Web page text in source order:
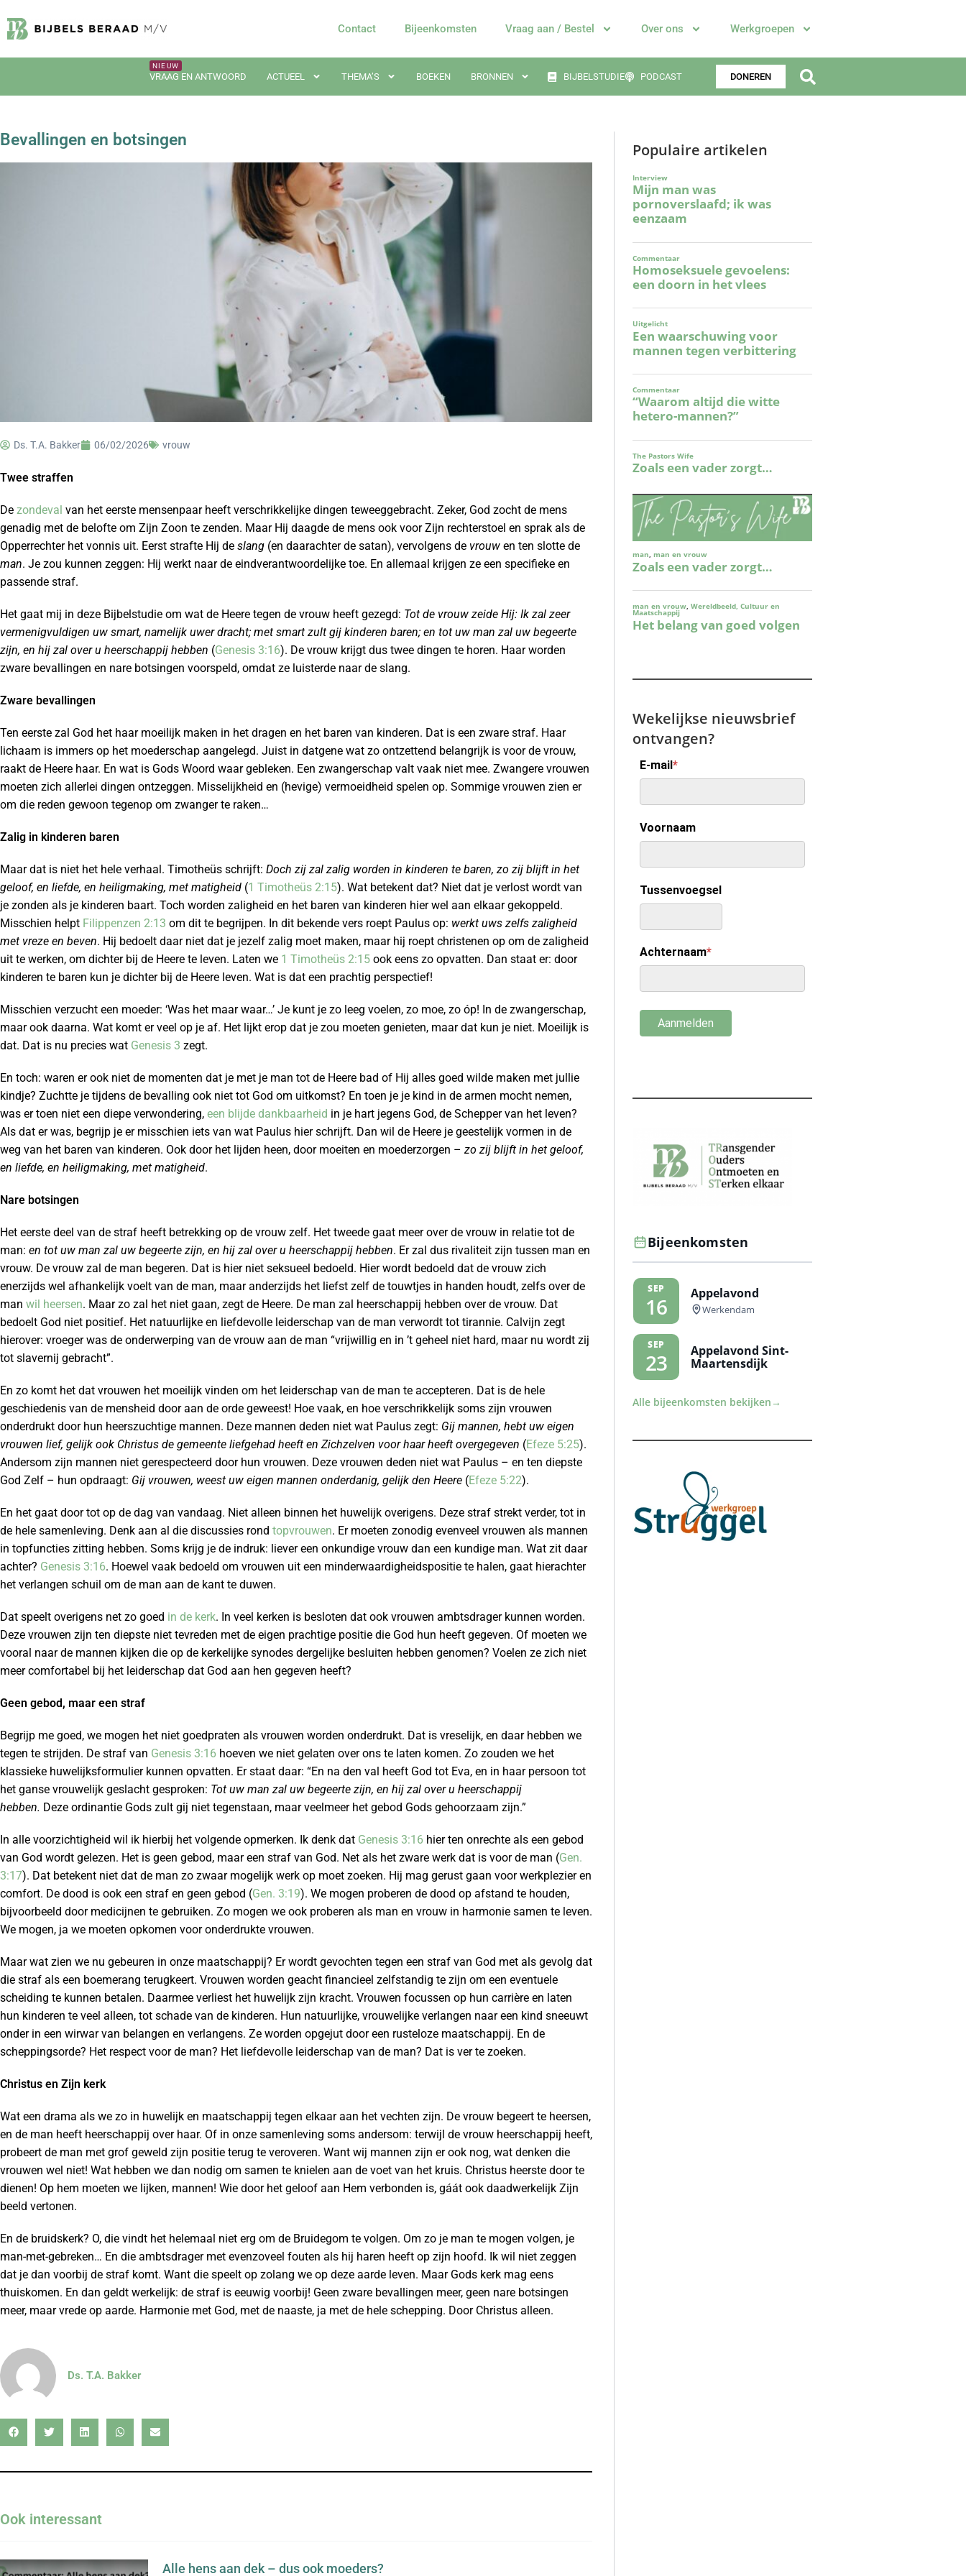
Contact Bijeenkomsten Vraag aan / Bestel Over ons Werkgroepen
VRAAG EN ANTWOORD ACTUEEL THEMA’S BOEKEN BRONNEN BIJBELSTUDIE PODCAST DONEREN
Bevallingen en botsingen
Ds. T.A. Bakker 06/02/2026 vrouw
Twee straffen
De zondeval van het eerste mensenpaar heeft verschrikkelijke dingen teweeggebracht. Zeker, God zocht de mens
genadig met de belofte om Zijn Zoon te zenden. Maar Hij daagde de mens ook voor Zijn rechterstoel en sprak als de
Opperrechter het vonnis uit. Eerst strafte Hij de slang (en daarachter de satan), vervolgens de vrouw en ten slotte de
man. Je zou kunnen zeggen: Hij werkt naar de eindverantwoordelijke toe. En allemaal krijgen ze een specifieke en
passende straf.
Het gaat mij in deze Bijbelstudie om wat de Heere tegen de vrouw heeft gezegd: Tot de vrouw zeide Hij: Ik zal zeer
vermenigvuldigen uw smart, namelijk uwer dracht; met smart zult gij kinderen baren; en tot uw man zal uw begeerte
zijn, en hij zal over u heerschappij hebben (Genesis 3:16). De vrouw krijgt dus twee dingen te horen. Haar worden
zware bevallingen en nare botsingen voorspeld, omdat ze luisterde naar de slang.
Zware bevallingen
Ten eerste zal God het haar moeilijk maken in het dragen en het baren van kinderen. Dat is een zware straf. Haar
lichaam is immers op het moederschap aangelegd. Juist in datgene wat zo ontzettend belangrijk is voor de vrouw,
raakt de Heere haar. En wat is Gods Woord waar gebleken. Een zwangerschap valt vaak niet mee. Zwangere vrouwen
moeten zich allerlei dingen ontzeggen. Misselijkheid en (hevige) vermoeidheid spelen op. Sommige vrouwen zien er
om die reden gewoon tegenop om zwanger te raken…
Zalig in kinderen baren
Maar dat is niet het hele verhaal. Timotheüs schrijft: Doch zij zal zalig worden in kinderen te baren, zo zij blijft in het
geloof, en liefde, en heiligmaking, met matigheid (1 Timotheüs 2:15). Wat betekent dat? Niet dat je verlost wordt van
je zonden als je kinderen baart. Toch worden zaligheid en het baren van kinderen hier wel aan elkaar gekoppeld.
Misschien helpt Filippenzen 2:13 om dit te begrijpen. In dit bekende vers roept Paulus op: werkt uws zelfs zaligheid
met vreze en beven. Hij bedoelt daar niet dat je jezelf zalig moet maken, maar hij roept christenen op om de zaligheid
uit te werken, om dichter bij de Heere te leven. Laten we 1 Timotheüs 2:15 ook eens zo opvatten. Dan staat er: door
kinderen te baren kun je dichter bij de Heere leven. Wat is dat een prachtig perspectief!
Misschien verzucht een moeder: ‘Was het maar waar…’ Je kunt je zo leeg voelen, zo moe, zo óp! In de zwangerschap,
maar ook daarna. Wat komt er veel op je af. Het lijkt erop dat je zou moeten genieten, maar dat kun je niet. Moeilijk is
dat. Dat is nu precies wat Genesis 3 zegt.
En toch: waren er ook niet de momenten dat je met je man tot de Heere bad of Hij alles goed wilde maken met jullie
kindje? Zuchtte je tijdens de bevalling ook niet tot God om uitkomst? En toen je je kind in de armen mocht nemen,
was er toen niet een diepe verwondering, een blijde dankbaarheid in je hart jegens God, de Schepper van het leven?
Als dat er was, begrijp je er misschien iets van wat Paulus hier schrijft. Dan wil de Heere je geestelijk vormen in de
weg van het baren van kinderen. Ook door het lijden heen, door moeiten en moederzorgen – zo zij blijft in het geloof,
en liefde, en heiligmaking, met matigheid.
Nare botsingen
Het eerste deel van de straf heeft betrekking op de vrouw zelf. Het tweede gaat meer over de vrouw in relatie tot de
man: en tot uw man zal uw begeerte zijn, en hij zal over u heerschappij hebben. Er zal dus rivaliteit zijn tussen man en
vrouw. De vrouw zal de man begeren. Dat is hier niet seksueel bedoeld. Hier wordt bedoeld dat de vrouw zich
enerzijds wel afhankelijk voelt van de man, maar anderzijds het liefst zelf de touwtjes in handen houdt, zelfs over de
man wil heersen. Maar zo zal het niet gaan, zegt de Heere. De man zal heerschappij hebben over de vrouw. Dat
bedoelt God niet positief. Het natuurlijke en liefdevolle leiderschap van de man verwordt tot tirannie. Calvijn zegt
hierover: vroeger was de onderwerping van de vrouw aan de man “vrijwillig en in ’t geheel niet hard, maar nu wordt zij
tot slavernij gebracht”.
En zo komt het dat vrouwen het moeilijk vinden om het leiderschap van de man te accepteren. Dat is de hele
geschiedenis van de mensheid door aan de orde geweest! Hoe vaak, en hoe verschrikkelijk soms zijn vrouwen
onderdrukt door hun heerszuchtige mannen. Deze mannen deden niet wat Paulus zegt: Gij mannen, hebt uw eigen
vrouwen lief, gelijk ook Christus de gemeente liefgehad heeft en Zichzelven voor haar heeft overgegeven (Efeze 5:25).
Andersom zijn mannen niet gerespecteerd door hun vrouwen. Deze vrouwen deden niet wat Paulus – en ten diepste
God Zelf – hun opdraagt: Gij vrouwen, weest uw eigen mannen onderdanig, gelijk den Heere (Efeze 5:22).
En het gaat door tot op de dag van vandaag. Niet alleen binnen het huwelijk overigens. Deze straf strekt verder, tot in
de hele samenleving. Denk aan al die discussies rond topvrouwen. Er moeten zonodig evenveel vrouwen als mannen
in topfuncties zitting hebben. Soms krijg je de indruk: liever een onkundige vrouw dan een kundige man. Wat zit daar
achter? Genesis 3:16. Hoewel vaak bedoeld om vrouwen uit een minderwaardigheidspositie te halen, gaat hierachter
het verlangen schuil om de man aan de kant te duwen.
Dat speelt overigens net zo goed in de kerk. In veel kerken is besloten dat ook vrouwen ambtsdrager kunnen worden.
Deze vrouwen zijn ten diepste niet tevreden met de eigen prachtige positie die God hun heeft gegeven. Of moeten we
vooral naar de mannen kijken die op de kerkelijke synodes dergelijke besluiten hebben genomen? Voelen ze zich niet
meer comfortabel bij het leiderschap dat God aan hen gegeven heeft?
Geen gebod, maar een straf
Begrijp me goed, we mogen het niet goedpraten als vrouwen worden onderdrukt. Dat is vreselijk, en daar hebben we
tegen te strijden. De straf van Genesis 3:16 hoeven we niet gelaten over ons te laten komen. Zo zouden we het
klassieke huwelijksformulier kunnen opvatten. Er staat daar: “En na den val heeft God tot Eva, en in haar persoon tot
het ganse vrouwelijk geslacht gesproken: Tot uw man zal uw begeerte zijn, en hij zal over u heerschappij
hebben. Deze ordinantie Gods zult gij niet tegenstaan, maar veelmeer het gebod Gods gehoorzaam zijn.”
In alle voorzichtigheid wil ik hierbij het volgende opmerken. Ik denk dat Genesis 3:16 hier ten onrechte als een gebod
van God wordt gelezen. Het is geen gebod, maar een straf van God. Net als het zware werk dat is voor de man (Gen.
3:17). Dat betekent niet dat de man zo zwaar mogelijk werk op moet zoeken. Hij mag gerust gaan voor werkplezier en
comfort. De dood is ook een straf en geen gebod (Gen. 3:19). We mogen proberen de dood op afstand te houden,
bijvoorbeeld door medicijnen te gebruiken. Zo mogen we ook proberen als man en vrouw in harmonie samen te leven.
We mogen, ja we moeten opkomen voor onderdrukte vrouwen.
Maar wat zien we nu gebeuren in onze maatschappij? Er wordt gevochten tegen een straf van God met als gevolg dat
die straf als een boemerang terugkeert. Vrouwen worden geacht financieel zelfstandig te zijn om een eventuele
scheiding te kunnen betalen. Daarmee verliest het huwelijk zijn kracht. Vrouwen focussen op hun carrière en laten
hun kinderen te veel alleen, tot schade van de kinderen. Hun natuurlijke, vrouwelijke verlangen naar een kind sneeuwt
onder in een wirwar van belangen en verlangens. Ze worden opgejut door een rusteloze maatschappij. En de
scheppingsorde? Het respect voor de man? Het liefdevolle leiderschap van de man? Dat is ver te zoeken.
Christus en Zijn kerk
Wat een drama als we zo in huwelijk en maatschappij tegen elkaar aan het vechten zijn. De vrouw begeert te heersen,
en de man heeft heerschappij over haar. Of in onze samenleving soms andersom: terwijl de vrouw heerschappij heeft,
probeert de man met grof geweld zijn positie terug te veroveren. Want wij mannen zijn er ook nog, wat denken die
vrouwen wel niet! Wat hebben we dan nodig om samen te knielen aan de voet van het kruis. Christus heerste door te
dienen! Op hem moeten we lijken, mannen! Wie door het geloof aan Hem verbonden is, gáát ook daadwerkelijk Zijn
beeld vertonen.
En de bruidskerk? O, die vindt het helemaal niet erg om de Bruidegom te volgen. Om zo je man te mogen volgen, je
man-met-gebreken… En die ambtsdrager met evenzoveel fouten als hij haren heeft op zijn hoofd. Ik wil niet zeggen
dat je dan voorbij de straf komt. Want die speelt op zolang we op deze aarde leven. Maar Gods kerk mag eens
thuiskomen. En dan geldt werkelijk: de straf is eeuwig voorbij! Geen zware bevallingen meer, geen nare botsingen
meer, maar vrede op aarde. Harmonie met God, met de naaste, ja met de hele schepping. Door Christus alleen.
Ds. T.A. Bakker
Ook interessant
Alle hens aan dek – dus ook moeders?
Populaire artikelen
Wekelijkse nieuwsbrief
ontvangen?
Bijeenkomsten
SEP
16
Appelavond
Werkendam
SEP
23
Appelavond Sint-
Maartensdijk
Alle bijeenkomsten bekijken →